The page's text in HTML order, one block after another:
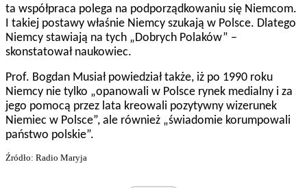
ta współpraca polega na podporządkowaniu się Niemcom.
I takiej postawy właśnie Niemcy szukają w Polsce. Dlatego
Niemcy stawiają na tych „Dobrych Polaków” –
skonstatował naukowiec.
Prof. Bogdan Musiał powiedział także, iż po 1990 roku
Niemcy nie tylko „opanowali w Polsce rynek medialny i za
jego pomocą przez lata kreowali pozytywny wizerunek
Niemiec w Polsce”, ale również „świadomie korumpowali
państwo polskie”.
Źródło: Radio Maryja